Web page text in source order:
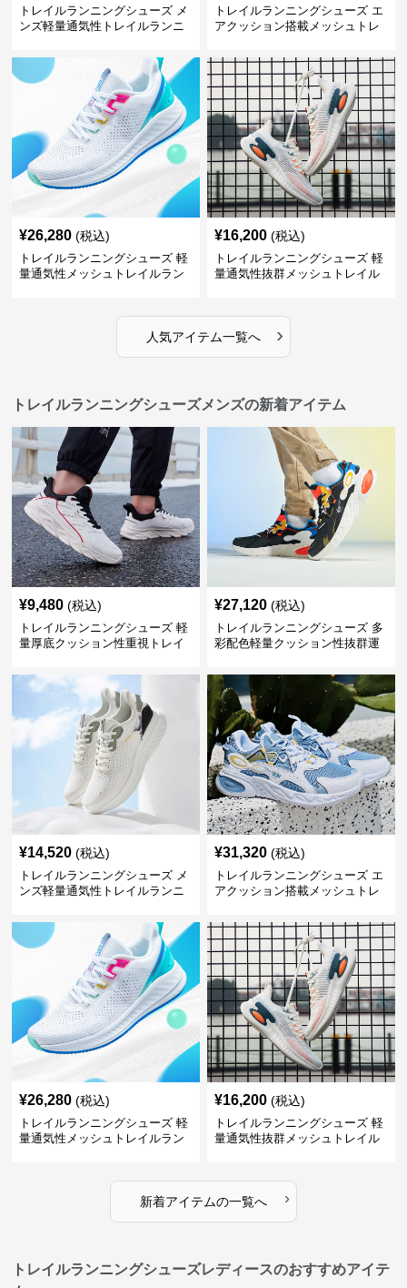
トレイルランニングシューズ メ
ンズ軽量通気性トレイルランニ
トレイルランニングシューズ エ
アクッション搭載メッシュトレ
¥26,280 (税込)
トレイルランニングシューズ 軽
量通気性メッシュトレイルラン
¥16,200 (税込)
トレイルランニングシューズ 軽
量通気性抜群メッシュトレイル
人気アイテム一覧へ ›
トレイルランニングシューズメンズの新着アイテム
¥9,480 (税込)
トレイルランニングシューズ 軽
量厚底クッション性重視トレイ
¥27,120 (税込)
トレイルランニングシューズ 多
彩配色軽量クッション性抜群運
¥14,520 (税込)
トレイルランニングシューズ メ
ンズ軽量通気性トレイルランニ
¥31,320 (税込)
トレイルランニングシューズ エ
アクッション搭載メッシュトレ
¥26,280 (税込)
トレイルランニングシューズ 軽
量通気性メッシュトレイルラン
¥16,200 (税込)
トレイルランニングシューズ 軽
量通気性抜群メッシュトレイル
新着アイテムの一覧へ ›
トレイルランニングシューズレディースのおすすめアイテ